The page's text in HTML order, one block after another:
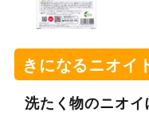
きになるニオイ
洗たく物のニオイ